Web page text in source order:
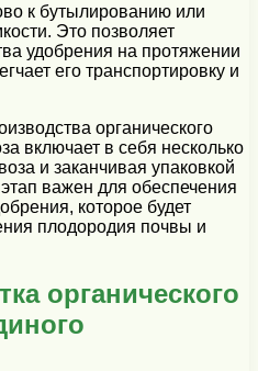
к бутылированию или
Это позволяет
удобрения на протяжении
его транспортировку и
органического
включает в себя несколько
и заканчивая упаковкой
важен для обеспечения
которое будет
плодородия почвы и
органического